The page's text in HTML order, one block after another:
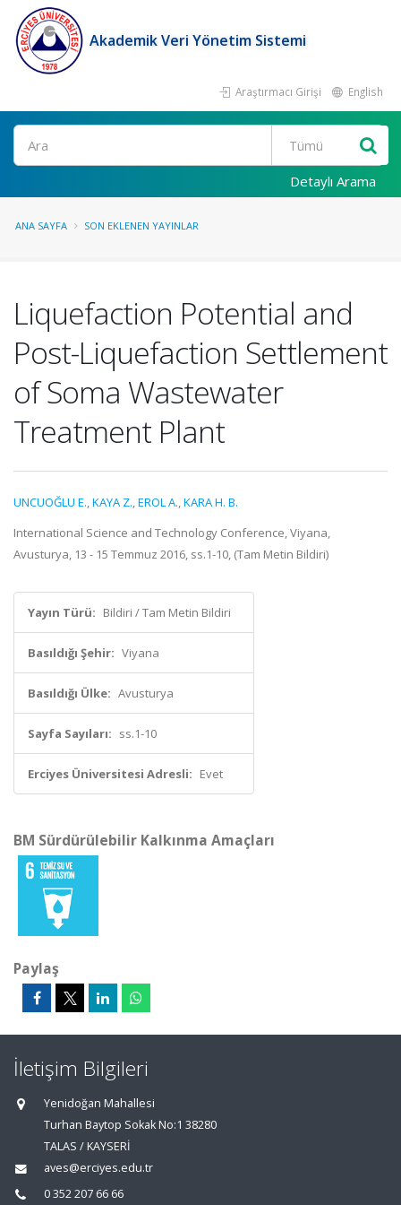
Akademik Veri Yönetim Sistemi
Araştırmacı Girişi English
Ara
Detaylı Arama
ANA SAYFA SON EKLENEN YAYINLAR
Liquefaction Potential and
Post-Liquefaction Settlement
of Soma Wastewater
Treatment Plant
UNCUOĞLU E.,KAYA Z.,EROL A.,KARA H. B.
International Science and Technology Conference, Viyana,
Avusturya, 13 - 15 Temmuz 2016, ss.1-10, (Tam Metin Bildiri)
Yayın Türü: Bildiri / Tam Metin Bildiri
Basıldığı Şehir: Viyana
Basıldığı Ülke: Avusturya
Sayfa Sayıları: ss.1-10
Erciyes Üniversitesi Adresli: Evet
BM Sürdürülebilir Kalkınma Amaçları
Paylaş
İletişim Bilgileri
Yenidoğan Mahallesi
Turhan Baytop Sokak No:1 38280
TALAS / KAYSERİ
aves@erciyes.edu.tr
0 352 207 66 66